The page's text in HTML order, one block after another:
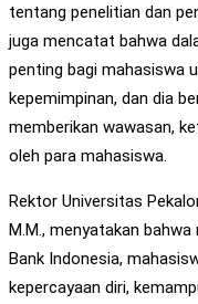
tentang penelitian dan
juga mencatat bahwa
penting bagi mahasiswa
kepemimpinan, dan dia
memberikan wawasan,
oleh para mahasiswa.
Rektor Universitas
M.M., menyatakan
Bank Indonesia,
kepercayaan diri,